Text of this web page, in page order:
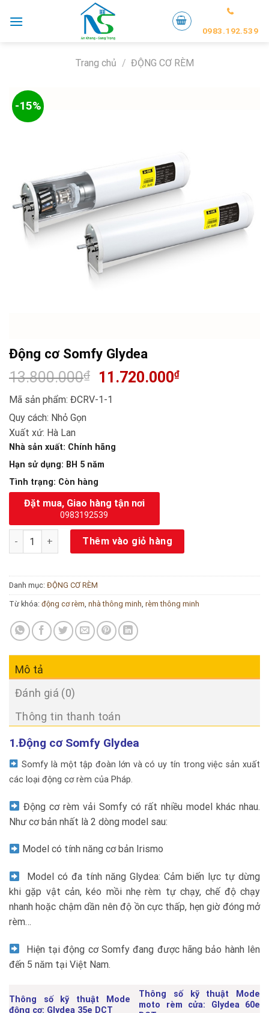
0983.192.539
Trang chủ / ĐỘNG CƠ RÈM
-15%
Động cơ Somfy Glydea
13.800.000₫ 11.720.000₫
Mã sản phẩm: ĐCRV-1-1
Quy cách: Nhỏ Gọn
Xuất xứ: Hà Lan
Nhà sản xuất: Chính hãng
Hạn sử dụng: BH 5 năm
Tình trạng: Còn hàng
Đặt mua, Giao hàng tận nơi
0983192539
Động cơ Somfy Glydea số lượng
Thêm vào giỏ hàng
Danh mục: ĐỘNG CƠ RÈM
Từ khóa: động cơ rèm, nhà thông minh, rèm thông minh
Mô tả
Đánh giá (0)
Thông tin thanh toán
1.Động cơ Somfy Glydea
Somfy là một tập đoàn lớn và có uy tín trong việc sản xuất
các loại động cơ rèm của Pháp.
Động cơ rèm vải Somfy có rất nhiều model khác nhau.
Như cơ bản nhất là 2 dòng model sau:
Model có tính năng cơ bản Irismo
Model có đa tính năng Glydea: Cảm biến lực tự dừng
khi gặp vật cản, kéo mồi nhẹ rèm tự chạy, chế độ chạy
nhanh hoặc chậm dần nên độ ồn cực thấp, hẹn giờ đóng mở
rèm…
Hiện tại động cơ Somfy đang được hãng bảo hành lên
đến 5 năm tại Việt Nam.
Thông số kỹ thuật Mode
động cơ: Glydea 35e DCT
Thông số kỹ thuật Mode
moto rèm cửa: Glydea 60e